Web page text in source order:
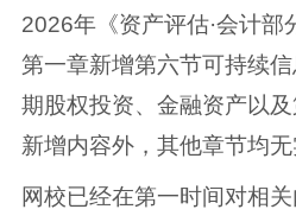
2026年《资产评估·会计部
第一章新增第六节可持续
期股权投资、金融资产以
新增内容外，其他章节均无
网校已经在第一时间对相